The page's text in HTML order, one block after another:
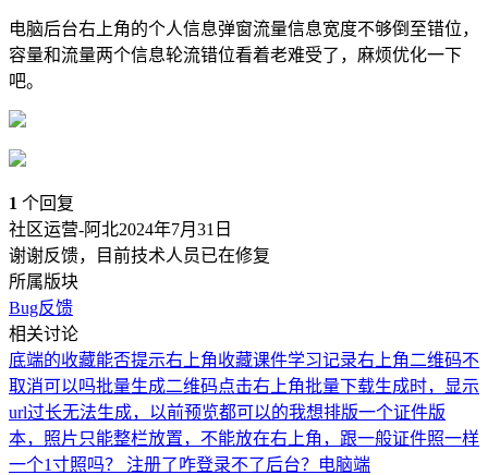
电脑后台右上角的个人信息弹窗流量信息宽度不够倒至错位，
容量和流量两个信息轮流错位看着老难受了，麻烦优化一下
吧。
1 个回复
社区运营-阿北2024年7月31日
谢谢反馈，目前技术人员已在修复
所属版块
Bug反馈
相关讨论
底端的收藏能否提示右上角收藏课件学习记录右上角二维码不
取消可以吗批量生成二维码点击右上角批量下载生成时，显示
url过长无法生成，以前预览都可以的我想排版一个证件版
本，照片只能整栏放置，不能放在右上角，跟一般证件照一样
一个1寸照吗？ 注册了咋登录不了后台？电脑端